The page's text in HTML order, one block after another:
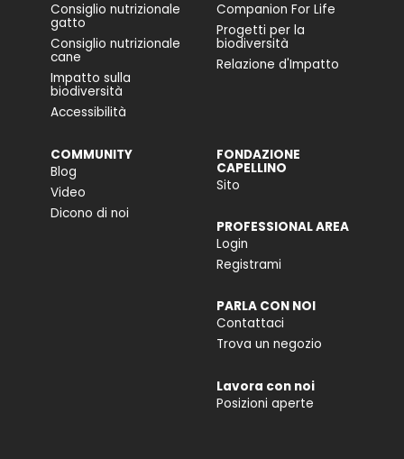
Consiglio nutrizionale
gatto
Consiglio nutrizionale
cane
Impatto sulla
biodiversità
Accessibilità
Companion For Life
Progetti per la
biodiversità
Relazione d'Impatto
COMMUNITY
Blog
Video
Dicono di noi
FONDAZIONE
CAPELLINO
Sito
PROFESSIONAL AREA
Login
Registrami
PARLA CON NOI
Contattaci
Trova un negozio
Lavora con noi
Posizioni aperte